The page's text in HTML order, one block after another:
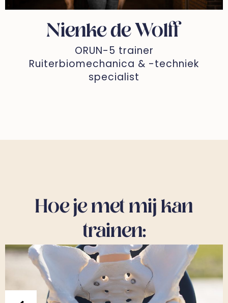
Nienke de Wolff
ORUN-5 trainer
Ruiterbiomechanica & -techniek
specialist
Hoe je met mij kan
trainen: